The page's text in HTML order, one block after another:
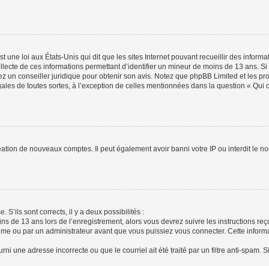
une loi aux États-Unis qui dit que les sites Internet pouvant recueillir des
de ces informations permettant d’identifier un mineur de moins de 13 ans.
un conseiller juridique pour obtenir son avis. Notez que phpBB Limited et les
de toutes sortes, à l’exception de celles mentionnées dans la question «
de nouveaux comptes. Il peut également avoir banni votre IP ou interdit le
S’ils sont corrects, il y a deux possibilités :
de 13 ans lors de l’enregistrement, alors vous devrez suivre les instructions
ou par un administrateur avant que vous puissiez vous connecter. Cette
une adresse incorrecte ou que le courriel ait été traité par un filtre anti-spam.